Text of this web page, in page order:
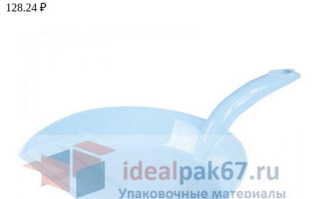
128.24 ₽